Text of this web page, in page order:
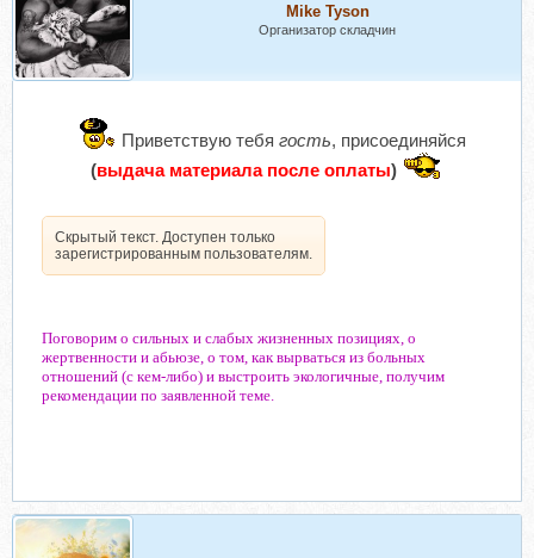
Mike Tyson
Организатор складчин
Приветствую тебя гость, присоединяйся
(выдача материала после оплаты)
Скрытый текст. Доступен только
зарегистрированным пользователям.
Поговорим о сильных и слабых жизненных позициях, о
жертвенности и абьюзе, о том, как вырваться из больных
отношений (с кем-либо) и выстроить экологичные, получим
рекомендации по заявленной теме.